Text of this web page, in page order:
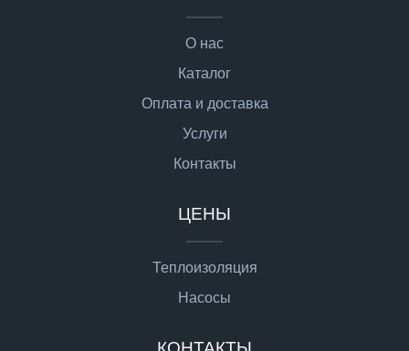
О нас
Каталог
Оплата и доставка
Услуги
Контакты
ЦЕНЫ
Теплоизоляция
Насосы